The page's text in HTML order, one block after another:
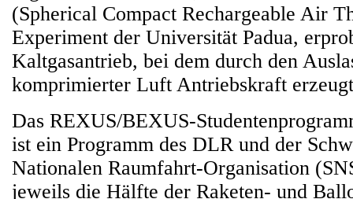
(Spherical Compact Rechargeable Air
Experiment der Universität Padua,
Kaltgasantrieb, bei dem durch den
komprimierter Luft Antriebskraft
Das REXUS/BEXUS-
ist ein Programm des DLR und der
Nationalen Raumfahrt-Organisation
jeweils die Hälfte der Raketen- und